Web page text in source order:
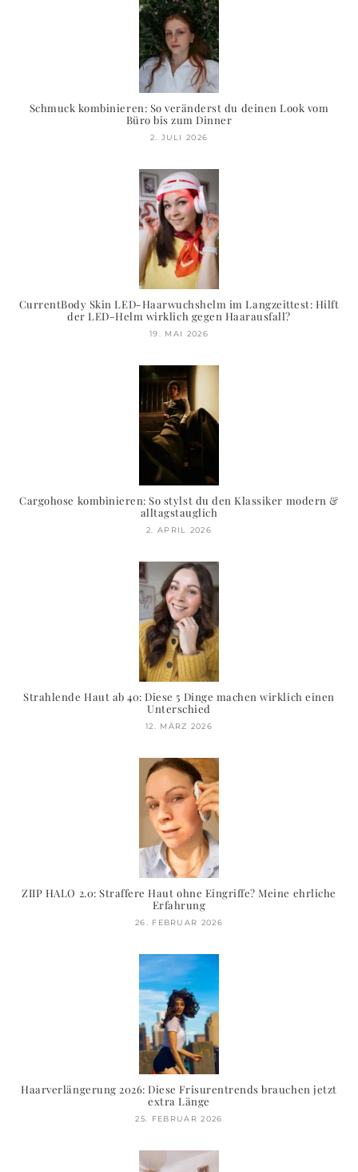
Schmuck kombinieren: So veränderst du deinen Look vom
Büro bis zum Dinner
2. JULI 2026
CurrentBody Skin LED-Haarwuchshelm im Langzeittest: Hilft
der LED-Helm wirklich gegen Haarausfall?
19. MAI 2026
Cargohose kombinieren: So stylst du den Klassiker modern &
alltagstauglich
2. APRIL 2026
Strahlende Haut ab 40: Diese 5 Dinge machen wirklich einen
Unterschied
12. MÄRZ 2026
ZIIP HALO 2.0: Straffere Haut ohne Eingriffe? Meine ehrliche
Erfahrung
26. FEBRUAR 2026
Haarverlängerung 2026: Diese Frisurentrends brauchen jetzt
extra Länge
25. FEBRUAR 2026